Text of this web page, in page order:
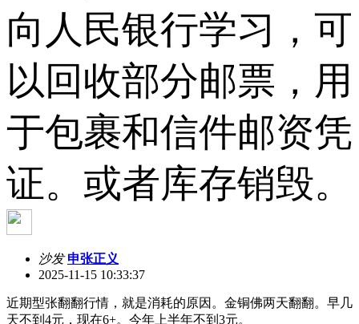
向人民银行学习，可
以回收部分邮票，用
于包裹和信件邮资凭
证。或者库存销毁。
沙发 申张正义
2025-11-15 10:33:37
近期型张翻翻行情，就是消耗的原因。金铜佛两天翻翻。早几
天不到4元，现在6+。今年上半年不到3元。